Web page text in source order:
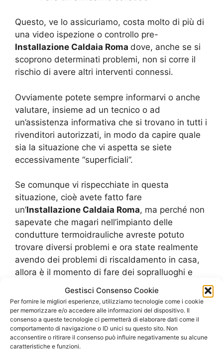
Gestisci Consenso Cookie
Per fornire le migliori esperienze, utilizziamo tecnologie come i cookie
per memorizzare e/o accedere alle informazioni del dispositivo. Il
consenso a queste tecnologie ci permetterà di elaborare dati come il
comportamento di navigazione o ID unici su questo sito. Non
acconsentire o ritirare il consenso può influire negativamente su alcune
caratteristiche e funzioni.
Questo, ve lo assicuriamo, costa molto di più di
una video ispezione o controllo pre-
Installazione Caldaia Roma dove, anche se si
scoprono determinati problemi, non si corre il
rischio di avere altri interventi connessi.
Ovviamente potete sempre informarvi o anche
valutare, insieme ad un tecnico o ad
un’assistenza informativa che si trovano in tutti i
rivenditori autorizzati, in modo da capire quale
sia la situazione che vi aspetta se siete
eccessivamente “superficiali”.
Se comunque vi rispecchiate in questa
situazione, cioè avete fatto fare
un’Installazione Caldaia Roma, ma perché non
sapevate che magari nell’impianto delle
condutture termoidrauliche avreste potuto
trovare diversi problemi e ora state realmente
avendo dei problemi di riscaldamento in casa,
allora è il momento di fare dei sopralluoghi e
delle videoispezioni in merito.
Installazione Caldaia Roma: fai